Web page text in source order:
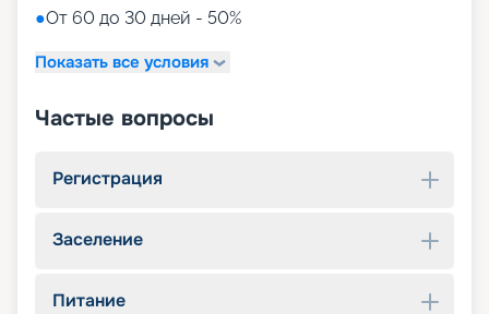
●От 60 до 30 дней - 50%
Показать все условия
Частые вопросы
Регистрация
Заселение
Питание